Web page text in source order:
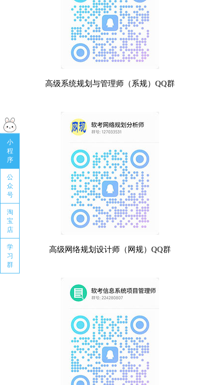
高级系统规划与管理师（系规）QQ群
高级网络规划设计师（网规）QQ群
小
程
序
公
众
号
淘
宝
店
学
习
群